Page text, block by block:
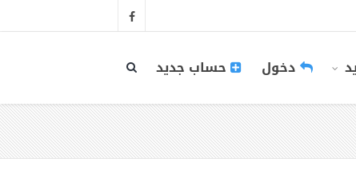
دخول حساب جديد